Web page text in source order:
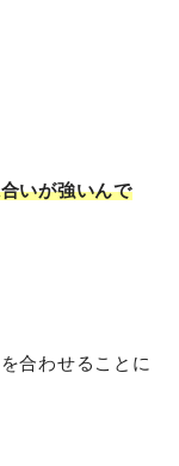
いが強いんで
合わせることに